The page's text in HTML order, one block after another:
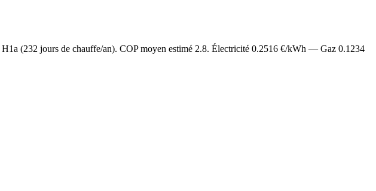
H1a (232 jours de chauffe/an). COP moyen estimé 2.8. Électricité 0.2516 €/kWh — Gaz 0.1234